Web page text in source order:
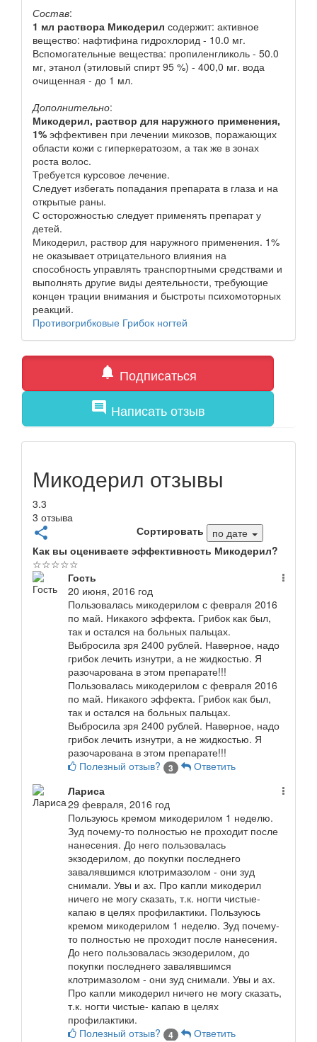
Состав:
1 мл раствора Микодерил содержит: активное
вещество: нафтифина гидрохлорид - 10.0 мг.
Вспомогательные вещества: пропиленгликоль - 50.0
мг, этанол (этиловый спирт 95 %) - 400,0 мг. вода
очищенная - до 1 мл.
Дополнительно:
Микодерил, раствор для наружного применения,
1% эффективен при лечении микозов, поражающих
области кожи с гиперкератозом, а так же в зонах
роста волос.
Требуется курсовое лечение.
Следует избегать попадания препарата в глаза и на
открытые раны.
С осторожностью следует применять препарат у
детей.
Микодерил, раствор для наружного применения. 1%
не оказывает отрицательного влияния на
способность управлять транспортными средствами и
выполнять другие виды деятельности, требующие
концен трации внимания и быстроты психомоторных
реакций.
Противогрибковые Грибок ногтей
notifications Подписаться
comment Написать отзыв
Микодерил отзывы
3.3
3 отзыва
share Сортировать
по дате
Как вы оцениваете эффективность Микодерил?
☆☆☆☆☆
Гость
20 июня, 2016 год
Пользовалась микодерилом с февраля 2016
по май. Никакого эффекта. Грибок как был,
так и остался на больных пальцах.
Выбросила зря 2400 рублей. Наверное, надо
грибок лечить изнутри, а не жидкостью. Я
разочарована в этом препарате!!!
Пользовалась микодерилом с февраля 2016
по май. Никакого эффекта. Грибок как был,
так и остался на больных пальцах.
Выбросила зря 2400 рублей. Наверное, надо
грибок лечить изнутри, а не жидкостью. Я
разочарована в этом препарате!!!
Полезный отзыв?
3
Ответить
Лариса
29 февраля, 2016 год
Пользуюсь кремом микодерилом 1 неделю.
Зуд почему-то полностью не проходит после
нанесения. До него пользовалась
экзодерилом, до покупки последнего
завалявшимся клотримазолом - они зуд
снимали. Увы и ах. Про капли микодерил
ничего не могу сказать, т.к. ногти чистые-
капаю в целях профилактики. Пользуюсь
кремом микодерилом 1 неделю. Зуд почему-
то полностью не проходит после нанесения.
До него пользовалась экзодерилом, до
покупки последнего завалявшимся
клотримазолом - они зуд снимали. Увы и ах.
Про капли микодерил ничего не могу сказать,
т.к. ногти чистые- капаю в целях
профилактики.
Полезный отзыв?
4
Ответить